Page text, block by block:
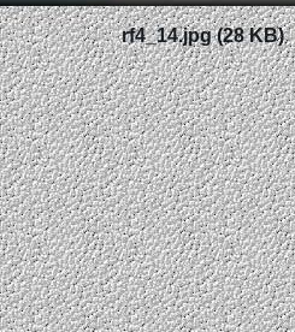
rf4_14.jpg (28 KB)